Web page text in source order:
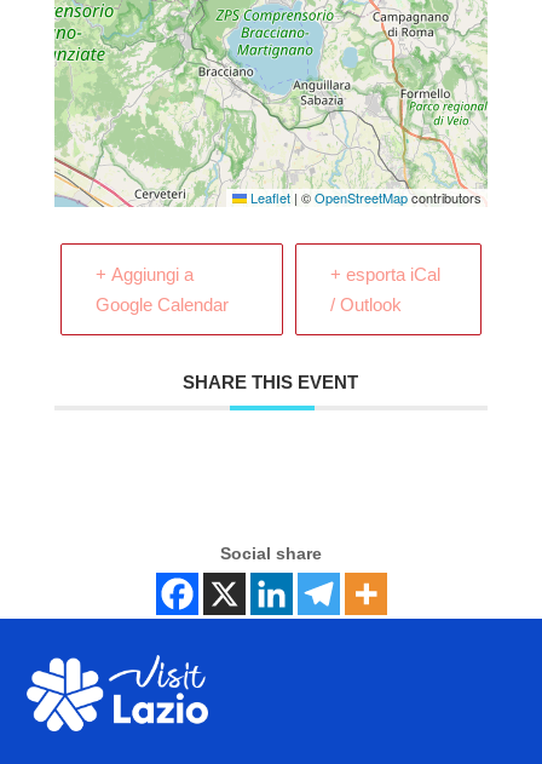
Leaflet | ©OpenStreetMapcontributors
+ Aggiungi a
Google Calendar
+ esporta iCal
/ Outlook
SHARE THIS EVENT
Social share